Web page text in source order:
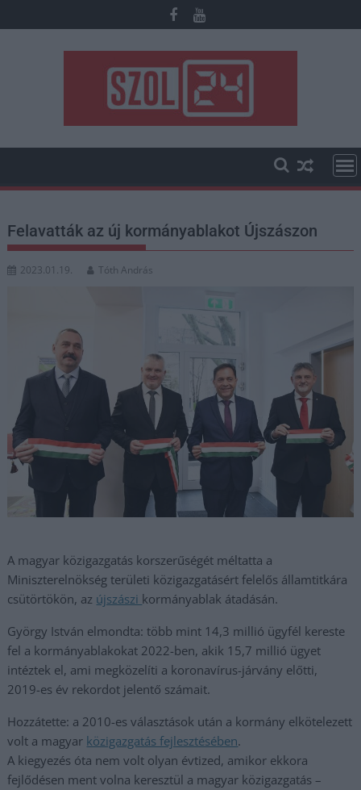
to
Felavatták az új kormányablakot Újszászon
2023.01.19. Tóth András
A magyar közigazgatás korszerűségét méltatta a
Miniszterelnökség területi közigazgatásért felelős államtitkára
csütörtökön, az újszászi kormányablak átadásán.
György István elmondta: több mint 14,3 millió ügyfél kereste
fel a kormányablakokat 2022-ben, akik 15,7 millió ügyet
intéztek el, ami megközelíti a koronavírus-járvány előtti,
2019-es év rekordot jelentő számait.
Hozzátette: a 2010-es választások után a kormány elkötelezett
volt a magyar közigazgatás fejlesztésében.
A kiegyezés óta nem volt olyan évtized, amikor ekkora
fejlődésen ment volna keresztül a magyar közigazgatás –